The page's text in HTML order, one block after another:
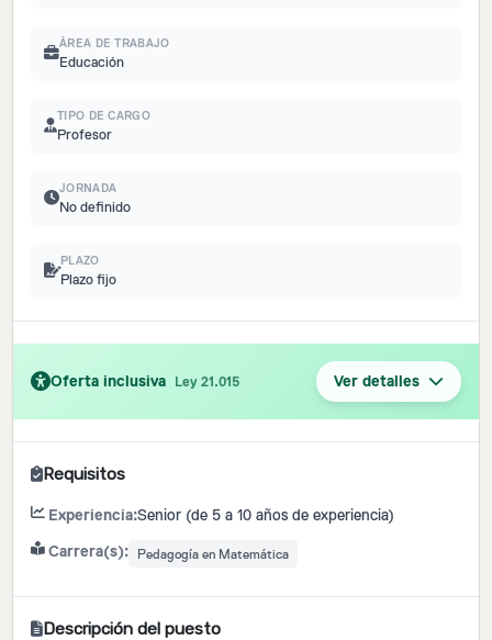
ÁREA DE TRABAJO
Educación
TIPO DE CARGO
Profesor
JORNADA
No definido
PLAZO
Plazo fijo
Oferta inclusiva Ley 21.015 Ver detalles
Requisitos
Experiencia:Senior (de 5 a 10 años de experiencia)
Carrera(s): Pedagogía en Matemática
Descripción del puesto